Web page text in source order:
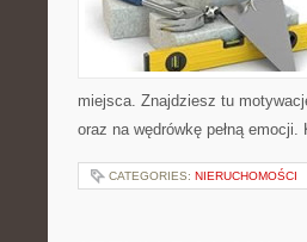
miejsca. Znajdziesz tu
oraz na wędrówkę pełną
CATEGORIES: NIERUCHOMOŚCI